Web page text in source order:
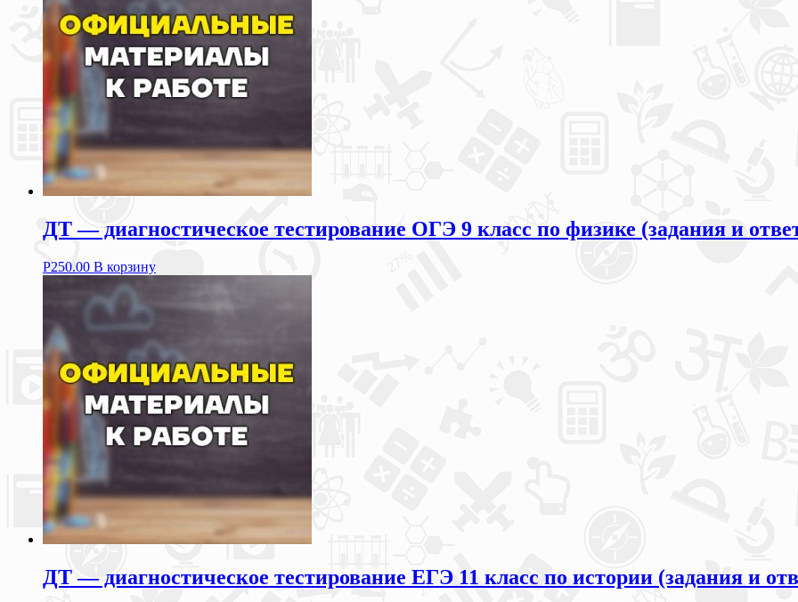
ДТ — диагностическое тестирование ОГЭ 9 класс по физике (задания и
Р250.00 В корзину
ДТ — диагностическое тестирование ЕГЭ 11 класс по истории (задания и